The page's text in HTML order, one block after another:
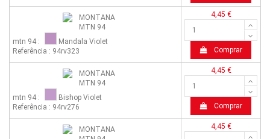
mtn 94 :
Mandala Violet
Referência : 94rv323
4,45 €
Comprar
mtn 94 :
Bishop Violet
Referência : 94rv276
4,45 €
Comprar
4,45 €